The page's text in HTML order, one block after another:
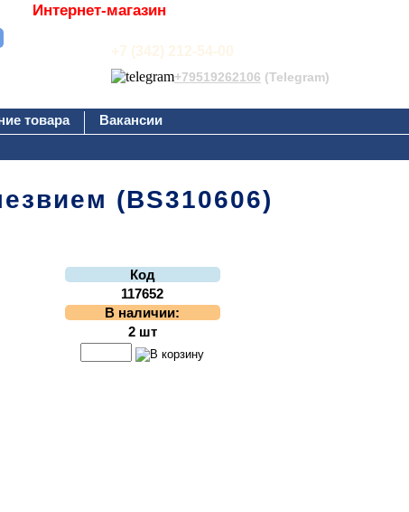
Интернет-магазин
+7 (342) 212-54-00
+79519262106 (Telegram)
товара
Вакансии
(BS310606)
Код
117652
В наличии:
2 шт